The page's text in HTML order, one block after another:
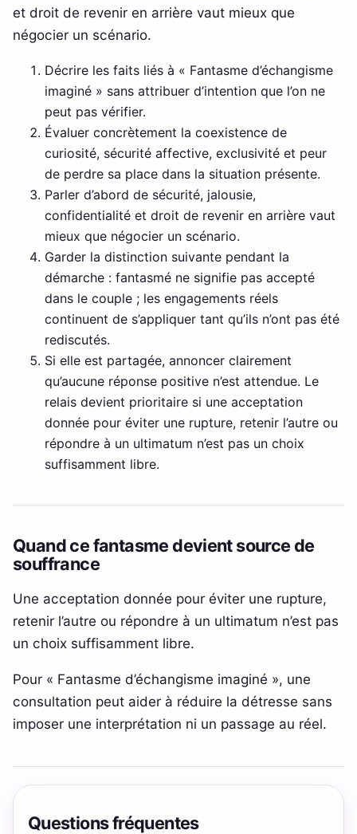
et droit de revenir en arrière vaut mieux que
négocier un scénario.
Décrire les faits liés à « Fantasme d’échangisme
imaginé » sans attribuer d’intention que l’on ne
peut pas vérifier.
Évaluer concrètement la coexistence de
curiosité, sécurité affective, exclusivité et peur
de perdre sa place dans la situation présente.
Parler d’abord de sécurité, jalousie,
confidentialité et droit de revenir en arrière vaut
mieux que négocier un scénario.
Garder la distinction suivante pendant la
démarche : fantasmé ne signifie pas accepté
dans le couple ; les engagements réels
continuent de s’appliquer tant qu’ils n’ont pas été
rediscutés.
Si elle est partagée, annoncer clairement
qu’aucune réponse positive n’est attendue. Le
relais devient prioritaire si une acceptation
donnée pour éviter une rupture, retenir l’autre ou
répondre à un ultimatum n’est pas un choix
suffisamment libre.
Quand ce fantasme devient source de
souffrance
Une acceptation donnée pour éviter une rupture,
retenir l’autre ou répondre à un ultimatum n’est pas
un choix suffisamment libre.
Pour « Fantasme d’échangisme imaginé », une
consultation peut aider à réduire la détresse sans
imposer une interprétation ni un passage au réel.
Questions fréquentes